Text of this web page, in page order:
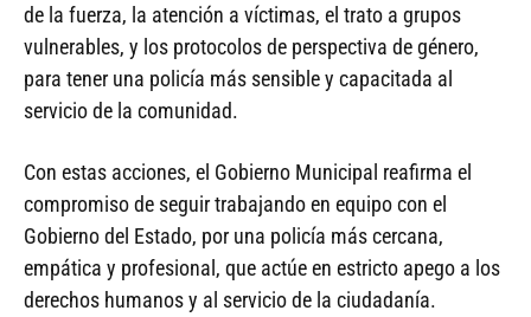
de la fuerza, la atención a víctimas, el trato a grupos
vulnerables, y los protocolos de perspectiva de género,
para tener una policía más sensible y capacitada al
servicio de la comunidad.
Con estas acciones, el Gobierno Municipal reafirma el
compromiso de seguir trabajando en equipo con el
Gobierno del Estado, por una policía más cercana,
empática y profesional, que actúe en estricto apego a los
derechos humanos y al servicio de la ciudadanía.